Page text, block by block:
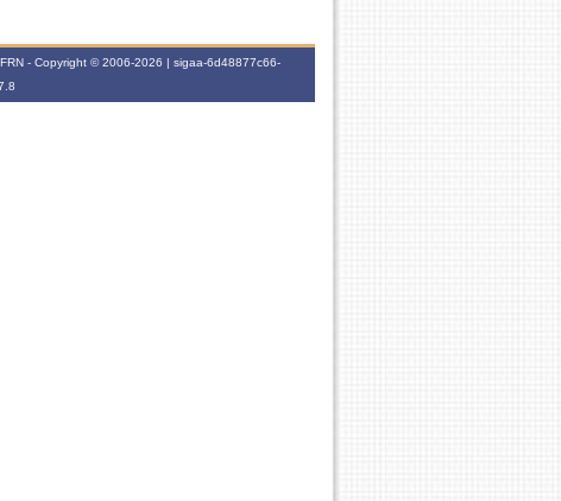
- Copyright © 2006-2026 | sigaa-6d48877c66-